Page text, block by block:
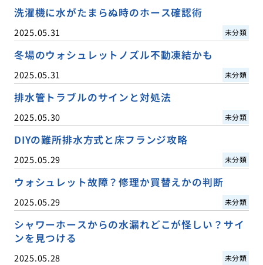
洗濯機に水がたまらぬ時のホース確認術
2025.05.31 未分類
冬場のウォシュレットノズル不動凍結かも
2025.05.31 未分類
排水管トラブルのサインと対処法
2025.05.30 未分類
DIYの難所排水方式と床フランジ攻略
2025.05.29 未分類
ウォシュレット故障？修理か買替えかの判断
2025.05.29 未分類
シャワーホースからの水漏れどこが怪しい？サイ
ンを見つける
2025.05.28 未分類